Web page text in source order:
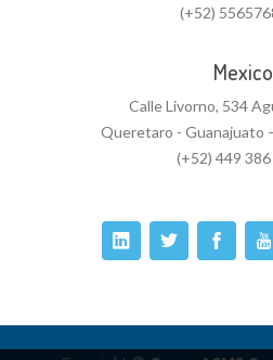
(+52)
Mexico
Calle Livorno, 534
Queretaro - Guanajuato
(+52) 449